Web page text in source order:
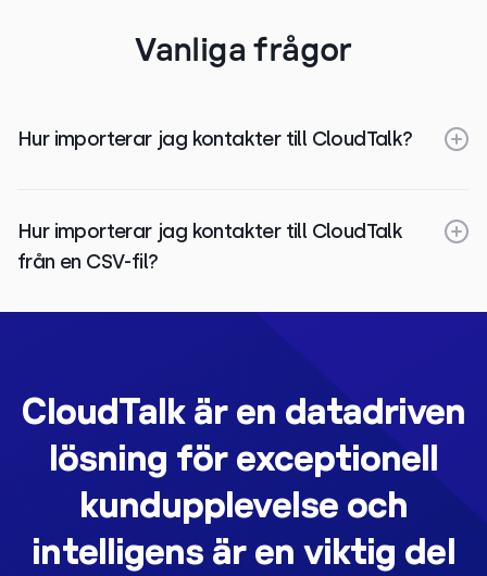
Vanliga frågor
Hur importerar jag kontakter till CloudTalk?
Hur importerar jag kontakter till CloudTalk
från en CSV-fil?
CloudTalk är en datadriven
lösning för exceptionell
kundupplevelse och
intelligens är en viktig del